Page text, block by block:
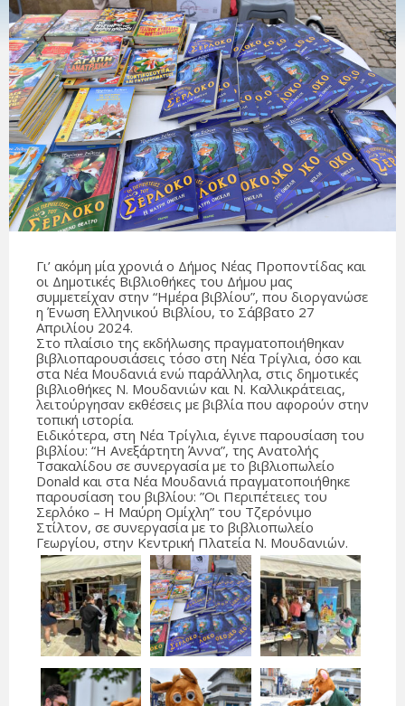
Γι’ ακόμη μία χρονιά ο Δήμος Νέας Προποντίδας και
οι Δημοτικές Βιβλιοθήκες του Δήμου μας
συμμετείχαν στην “Ημέρα βιβλίου”, που διοργανώσε
η Ένωση Ελληνικού Βιβλίου, το Σάββατο 27
Απριλίου 2024.
Στο πλαίσιο της εκδήλωσης πραγματοποιήθηκαν
βιβλιοπαρουσιάσεις τόσο στη Νέα Τρίγλια, όσο και
στα Νέα Μουδανιά ενώ παράλληλα, στις δημοτικές
βιβλιοθήκες Ν. Μουδανιών και Ν. Καλλικράτειας,
λειτούργησαν εκθέσεις με βιβλία που αφορούν στην
τοπική ιστορία.
Ειδικότερα, στη Νέα Τρίγλια, έγινε παρουσίαση του
βιβλίου: “Η Ανεξάρτητη Άννα”, της Ανατολής
Τσακαλίδου σε συνεργασία με το βιβλιοπωλείο
Donald και στα Νέα Μουδανιά πραγματοποιήθηκε
παρουσίαση του βιβλίου: ”Οι Περιπέτειες του
Σερλόκο – Η Μαύρη Ομίχλη” του Τζερόνιμο
Στίλτον, σε συνεργασία με το βιβλιοπωλείο
Γεωργίου, στην Κεντρική Πλατεία Ν. Μουδανιών.